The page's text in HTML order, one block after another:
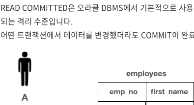
READ COMMITTED은 오라클 DBMS에서 기본적으로 사
되는 격리 수준입니다.
어떤 트랜잭션에서 데이터를 변경했더라도 COMMIT이